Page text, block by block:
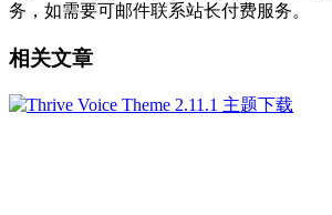
务，如需要可邮件联系站长付费服务。
相关文章